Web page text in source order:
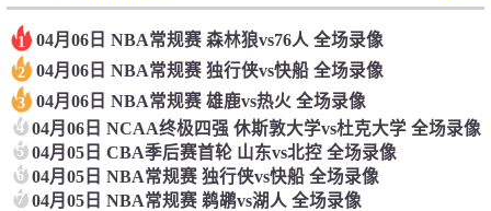
1 04月06日 NBA常规赛 森林狼vs76人 全场录像
2 04月06日 NBA常规赛 独行侠vs快船 全场录像
3 04月06日 NBA常规赛 雄鹿vs热火 全场录像
4 04月06日 NCAA终极四强 休斯敦大学vs杜克大学 全场录像
5 04月05日 CBA季后赛首轮 山东vs北控 全场录像
6 04月05日 NBA常规赛 独行侠vs快船 全场录像
7 04月05日 NBA常规赛 鹈鹕vs湖人 全场录像